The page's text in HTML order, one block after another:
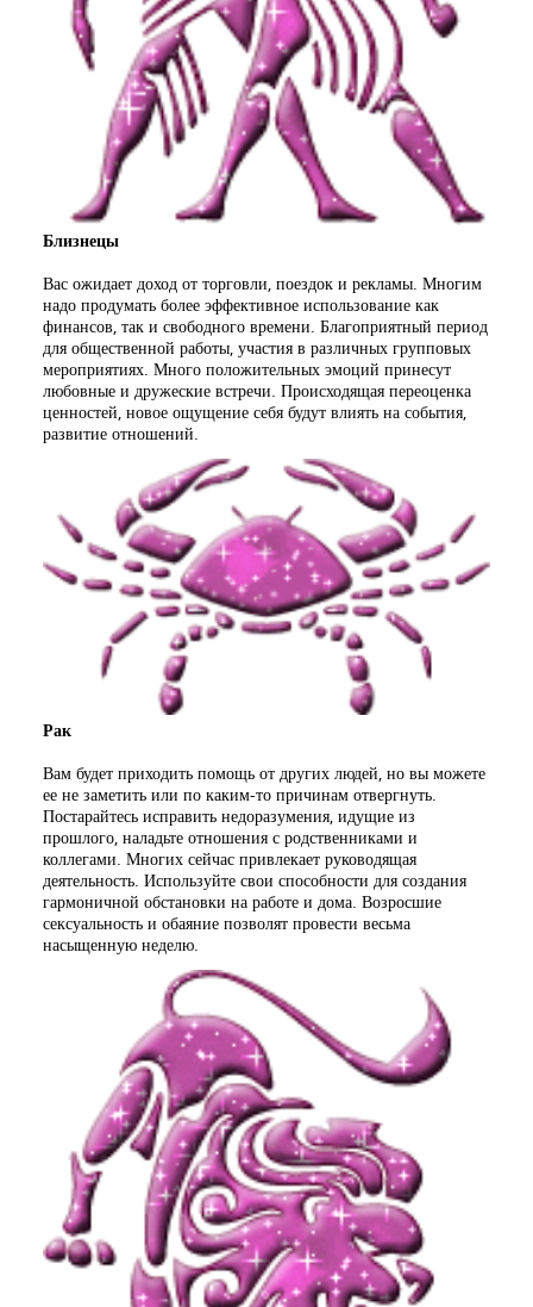
Близнецы
Вас ожидает доход от торговли, поездок и рекламы. Многим
надо продумать более эффективное использование как
финансов, так и свободного времени. Благоприятный период
для общественной работы, участия в различных групповых
мероприятиях. Много положительных эмоций принесут
любовные и дружеские встречи. Происходящая переоценка
ценностей, новое ощущение себя будут влиять на события,
развитие отношений.
Рак
Вам будет приходить помощь от других людей, но вы можете
ее не заметить или по каким-то причинам отвергнуть.
Постарайтесь исправить недоразумения, идущие из
прошлого, наладьте отношения с родственниками и
коллегами. Многих сейчас привлекает руководящая
деятельность. Используйте свои способности для создания
гармоничной обстановки на работе и дома. Возросшие
сексуальность и обаяние позволят провести весьма
насыщенную неделю.